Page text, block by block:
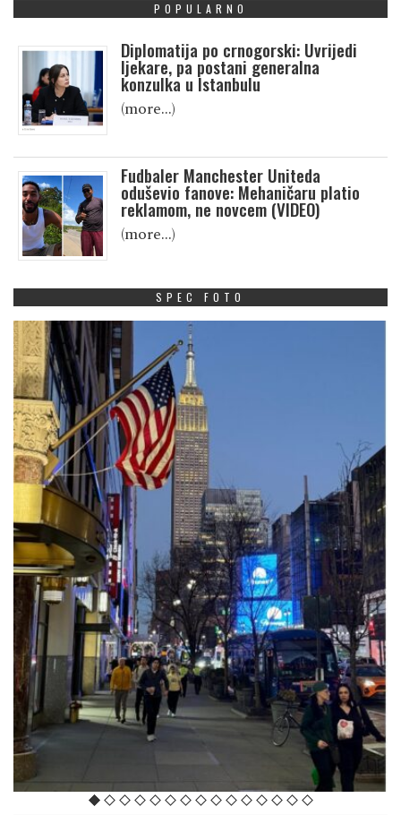
POPULARNO
Diplomatija po crnogorski: Uvrijedi
ljekare, pa postani generalna
konzulka u Istanbulu
(more…)
Fudbaler Manchester Uniteda
oduševio fanove: Mehaničaru platio
reklamom, ne novcem (VIDEO)
(more…)
SPEC FOTO